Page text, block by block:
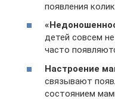
появления
детей совсем
часто
Настроение
связывают
состоянием